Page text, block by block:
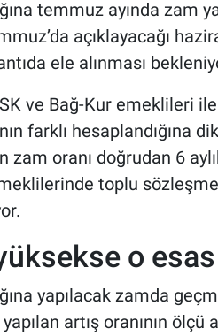
temmuz ayında zam
açıklayacağı
ele alınması
ve Bağ-Kur emeklileri
farklı hesaplandığına
zam oranı doğrudan 6
toplu
o
yapılacak zamda
artış oranının ölçü